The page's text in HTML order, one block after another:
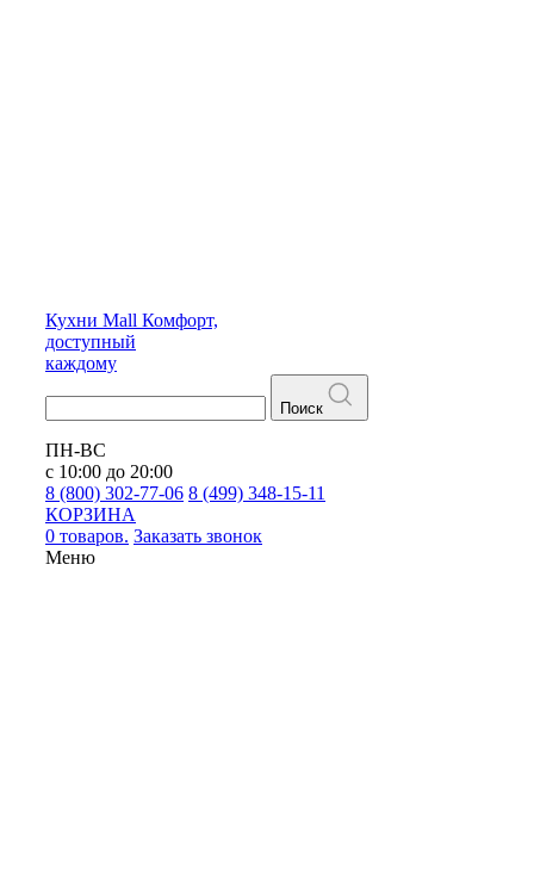
Кухни Mall Комфорт,
доступный
каждому
Поиск
ПН-ВС
с 10:00 до 20:00
8 (800) 302-77-06 8 (499) 348-15-11
КОРЗИНА
0 товаров. Заказать звонок
Меню